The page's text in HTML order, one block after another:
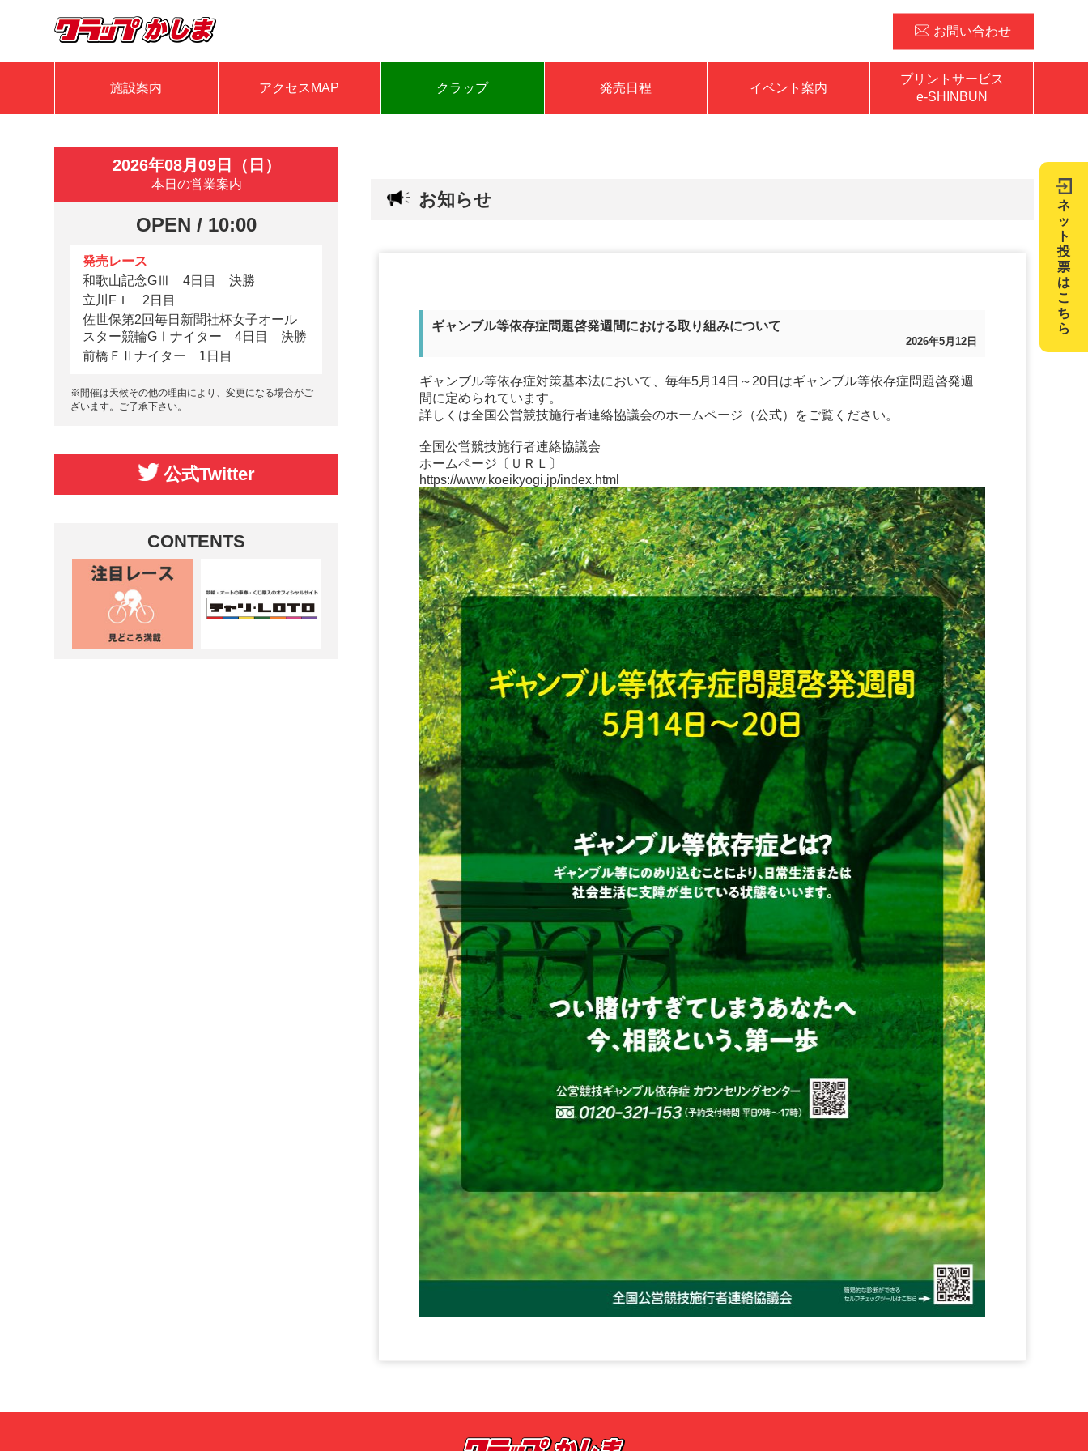
お問い合わせ
施設案内 アクセスMAP クラップ 発売日程 イベント案内
プリントサービス
e-SHINBUN
ネ
ッ
ト
投
票
は
こ
ち
ら
2026年08月09日（日）
本日の営業案内
OPEN / 10:00
発売レース
和歌山記念GⅢ 4日目 決勝
立川FＩ 2日目
佐世保第2回毎日新聞社杯女子オール
スター競輪GⅠナイター 4日目 決勝
前橋ＦⅡナイター 1日目
※開催は天候その他の理由により、変更になる場合がご
ざいます。ご了承下さい。
公式Twitter
CONTENTS
お知らせ
ギャンブル等依存症問題啓発週間における取り組みについて
2026年5月12日
ギャンブル等依存症対策基本法において、毎年5月14日～20日はギャンブル等依存症問題啓発週
間に定められています。
詳しくは全国公営競技施行者連絡協議会のホームページ（公式）をご覧ください。
全国公営競技施行者連絡協議会
ホームページ〔ＵＲＬ〕
https://www.koeikyogi.jp/index.html